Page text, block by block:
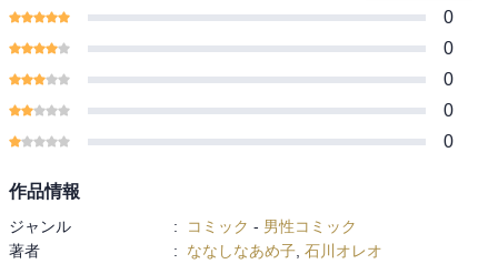
0
0
0
0
0
作品情報
ジャンル : コミック - 男性コミック
著者
: ななしなあめ子 石川オレオ